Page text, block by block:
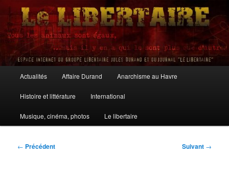
Aller
contenu
principalLe Libertaire
principal
Actualités Affaire Durand Anarchisme au Havre
Histoire et littérature International
Musique, cinéma, photos Le libertaire
Navigation
← Précédent Suivant →